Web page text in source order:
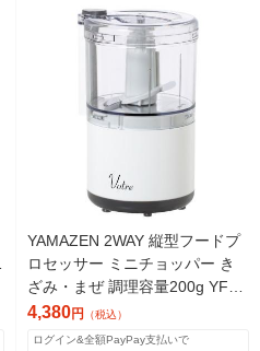
YAMAZEN 2WAY 縦型フードプ
ロセッサー ミニチョッパー き
ざみ・まぜ 調理容量200g YFD-
401(W) 1台
4,380円 （税込）
ログイン&全額PayPay支払いで